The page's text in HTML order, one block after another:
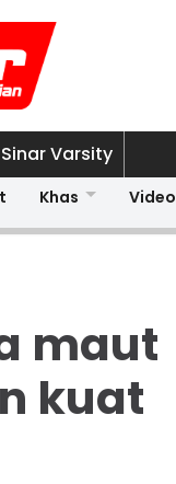
Sinar Varsity
Khas Video
maut
kuat